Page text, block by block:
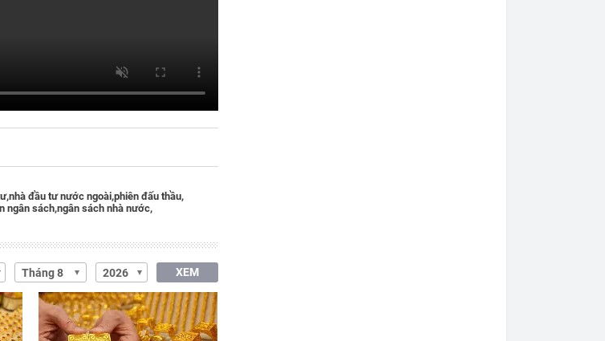
nhà đầu tư nước ngoài,phiên đấu thầu,
ngân sách,ngân sách nhà nước,
XEM